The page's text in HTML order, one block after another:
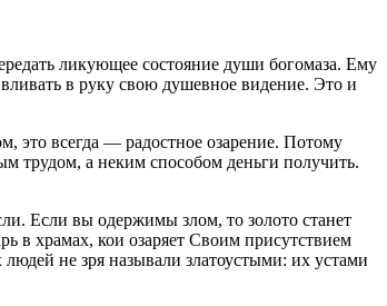
ликующее состояние души богомаза. Ему
вливать в руку свою душевное видение. Это и
это всегда — радостное озарение. Потому
трудом, а неким способом деньги получить.
Если вы одержимы злом, то золото станет
в храмах, кои озаряет Своим присутствием
не зря называли златоустыми: их устами